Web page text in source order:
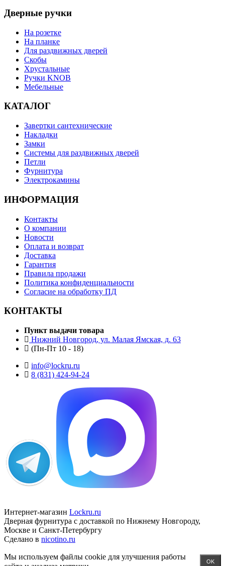
Дверные ручки
На розетке
На планке
Для раздвижных дверей
Скобы
Хрустальные
Ручки KNOB
Мебельные
КАТАЛОГ
Завертки сантехнические
Накладки
Замки
Системы для раздвижных дверей
Петли
Фурнитура
Электрокамины
ИНФОРМАЦИЯ
Контакты
О компании
Новости
Оплата и возврат
Доставка
Гарантия
Правила продажи
Политика конфиденциальности
Согласие на обработку ПД
КОНТАКТЫ
Пункт выдачи товара
Нижний Новгород, ул. Малая Ямская, д. 63
(Пн-Пт 10 - 18)
info@lockru.ru
8 (831) 424-94-24
Интернет-магазин Lockru.ru
Дверная фурнитура с доставкой по Нижнему Новгороду,
Москве и Санкт-Петербургу
Сделано в nicotino.ru
Мы используем файлы cookie для улучшения работы
OK